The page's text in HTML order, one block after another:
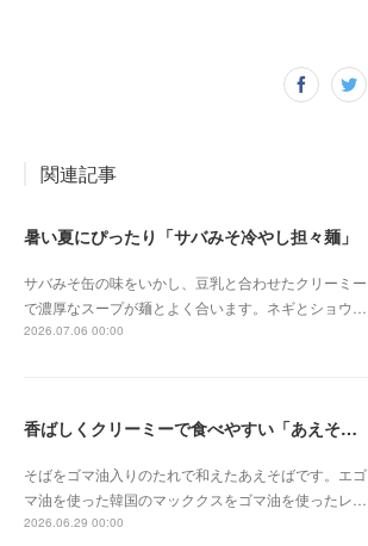
関連記事
暑い夏にぴったり「サバみそ冷やし担々麺」
サバみそ缶の味をいかし、豆乳と合わせたクリーミー
で濃厚なスープが麺とよく合います。ネギとショウ…
2026.07.06 00:00
香ばしくクリーミーで食べやすい「あえそば」
そばをゴマ油入りのたれで和えたあえそばです。エゴ
マ油を使った韓国のマッククスをゴマ油を使ったレ…
2026.06.29 00:00